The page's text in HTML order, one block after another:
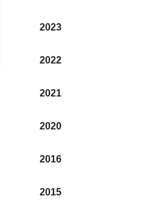
2023
2022
2021
2020
2016
2015